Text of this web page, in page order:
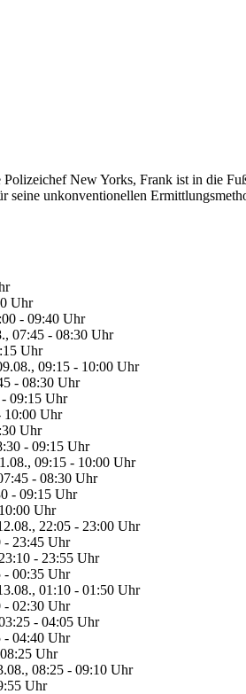
New Yorks, Frank ist in die
unkonventionellen
Uhr
- 09:40 Uhr
07:45 - 08:30 Uhr
Uhr
09:15 - 10:00 Uhr
- 08:30 Uhr
09:15 Uhr
10:00 Uhr
Uhr
- 09:15 Uhr
09:15 - 10:00 Uhr
- 08:30 Uhr
- 09:15 Uhr
Uhr
22:05 - 23:00 Uhr
- 23:45 Uhr
- 23:55 Uhr
- 00:35 Uhr
01:10 - 01:50 Uhr
- 02:30 Uhr
- 04:05 Uhr
- 04:40 Uhr
Uhr
08:25 - 09:10 Uhr
Uhr